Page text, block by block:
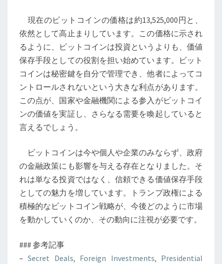
現在のビットコインの価格は約13,525,000円と、
依然として高止まりしています。この価格に示され
るように、ビットコインは投資というよりも、価値
保存手段としての役割を担い始めています。ビット
コインは秘密鍵を自分で管理でき、他者によってコ
ントロールされないという大きな利点があります。
この点が、国家や金融機関による参入がビットコイ
ンの価値を実証し、さらなる需要を喚起していると
言えるでしょう。
ビットコインは今や個人や企業のみならず、政府
の金融政策にも影響を与える存在となりました。そ
れは単なる投資ではなく、信頼できる価値保存手段
としての魅力を増しています。トランプ政権による
積極的なビットコイン戦略が、今後どのように市場
を動かしていくのか、その動向に注視が必要です。
### 参考記事
–Secret Deals, Foreign Investments, Presidential